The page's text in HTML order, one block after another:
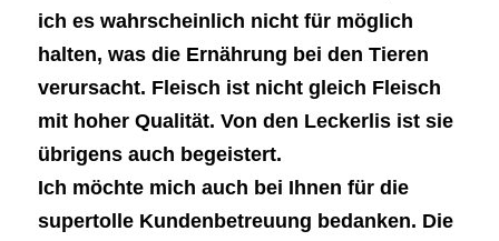
ich es wahrscheinlich nicht für möglich
halten, was die Ernährung bei den Tieren
verursacht. Fleisch ist nicht gleich Fleisch
mit hoher Qualität. Von den Leckerlis ist sie
übrigens auch begeistert.
Ich möchte mich auch bei Ihnen für die
supertolle Kundenbetreuung bedanken. Die